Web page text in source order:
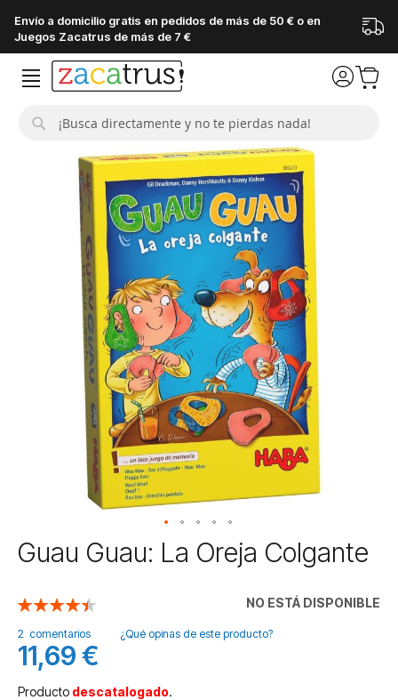
Envío a domicilio gratis en pedidos de más de 50 € o en
Juegos Zacatrus de más de 7 €
Saltar
al
de
la
galería
de
imágenes
Guau Guau: La Oreja Colgante
NO ESTÁ DISPONIBLE
Valoración:
2 comentarios ¿Qué opinas de este producto?
11,69 €
Producto descatalogado.